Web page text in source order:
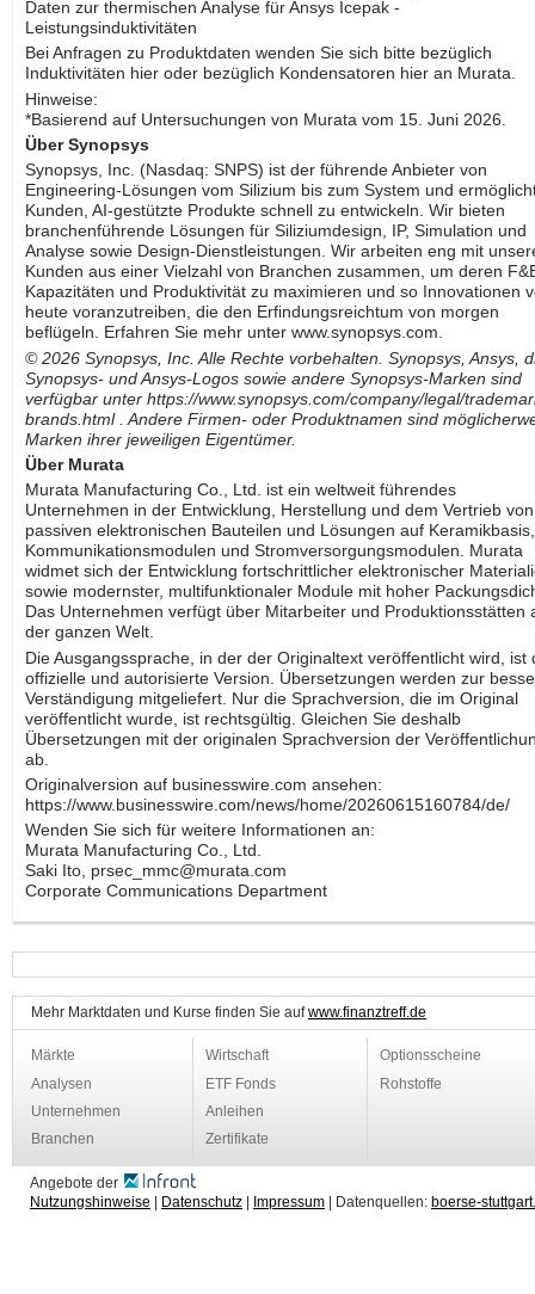
Daten zur thermischen Analyse für Ansys Icepak -
Leistungsinduktivitäten
Bei Anfragen zu Produktdaten wenden Sie sich bitte bezüglich
Induktivitäten hier oder bezüglich Kondensatoren hier an Murata.
Hinweise:
*Basierend auf Untersuchungen von Murata vom 15. Juni 2026.
Über Synopsys
Synopsys, Inc. (Nasdaq: SNPS) ist der führende Anbieter von
Engineering-Lösungen vom Silizium bis zum System und
Kunden, AI-gestützte Produkte schnell zu entwickeln. Wir bieten
branchenführende Lösungen für Siliziumdesign, IP, Simulation und
Analyse sowie Design-Dienstleistungen. Wir arbeiten eng mit
Kunden aus einer Vielzahl von Branchen zusammen, um deren
Kapazitäten und Produktivität zu maximieren und so Innovationen
heute voranzutreiben, die den Erfindungsreichtum von morgen
beflügeln. Erfahren Sie mehr unter www.synopsys.com.
© 2026 Synopsys, Inc. Alle Rechte vorbehalten. Synopsys, Ansys,
Synopsys- und Ansys-Logos sowie andere Synopsys-Marken sind
verfügbar unter https://www.synopsys.com/company/legal/
brands.html
. Andere Firmen- oder Produktnamen sind
Marken ihrer jeweiligen Eigentümer.
Über Murata
Murata Manufacturing Co., Ltd. ist ein weltweit führendes
Unternehmen in der Entwicklung, Herstellung und dem Vertrieb von
passiven elektronischen Bauteilen und Lösungen auf Keramikbasis,
Kommunikationsmodulen und Stromversorgungsmodulen. Murata
widmet sich der Entwicklung fortschrittlicher elektronischer
sowie modernster, multifunktionaler Module mit hoher
Das Unternehmen verfügt über Mitarbeiter und Produktionsstätten
der ganzen Welt.
Die Ausgangssprache, in der der Originaltext veröffentlicht wird, ist
offizielle und autorisierte Version. Übersetzungen werden zur
Verständigung mitgeliefert. Nur die Sprachversion, die im Original
veröffentlicht wurde, ist rechtsgültig. Gleichen Sie deshalb
Übersetzungen mit der originalen Sprachversion der
ab.
Originalversion auf businesswire.com ansehen:
https://www.businesswire.com/news/home/20260615160784/de/
Wenden Sie sich für weitere Informationen an:
Murata Manufacturing Co., Ltd.
Saki Ito, prsec_mmc@murata.com
Corporate Communications Department
Mehr Marktdaten und Kurse finden Sie aufwww.finanztreff.de
Märkte
Analysen
Unternehmen
Branchen
Wirtschaft
ETF Fonds
Anleihen
Zertifikate
Optionsscheine
Rohstoffe
Angebote der
Nutzungshinweise | Datenschutz | Impressum | Datenquellen: boerse-